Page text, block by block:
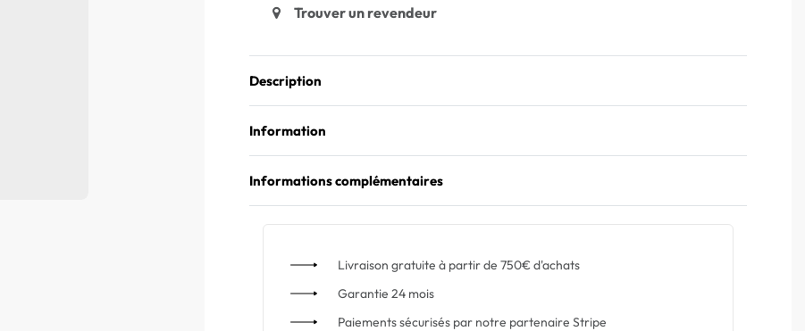
Trouver un revendeur
Description
Information
Informations complémentaires
Livraison gratuite à partir de 750€ d'achats
Garantie 24 mois
Paiements sécurisés par notre partenaire Stripe